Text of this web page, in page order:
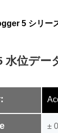
5 シリー
水位デー
±